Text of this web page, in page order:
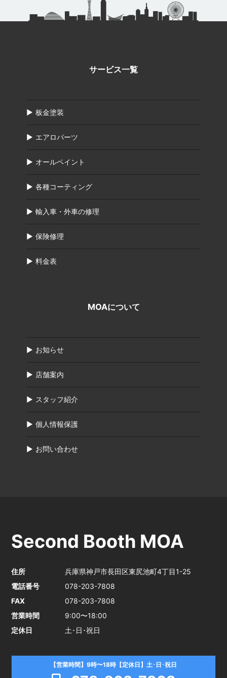
サービス一覧
板金塗装
エアロパーツ
オールペイント
各種コーティング
輸入車・外車の修理
保険修理
料金表
MOAについて
お知らせ
店舗案内
スタッフ紹介
個人情報保護
お問い合わせ
Second Booth MOA
住所
兵庫県神戸市長田区東尻池町4丁目1-25
電話番号
078-203-7808
FAX
078-203-7808
営業時間
9:00〜18:00
定休日
土･日･祝日
【営業時間】9時〜18時【定休日】土･日･祝日